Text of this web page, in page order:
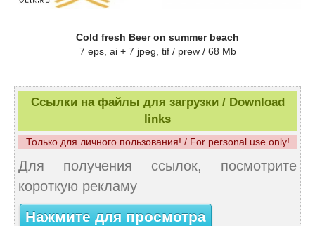
Cold fresh Beer on summer beach
7 eps, ai + 7 jpeg, tif / prew / 68 Mb
Ссылки на файлы для загрузки / Download
links
Только для личного пользования! / For personal use only!
Для получения ссылок, посмотрите
короткую рекламу
Нажмите для просмотра